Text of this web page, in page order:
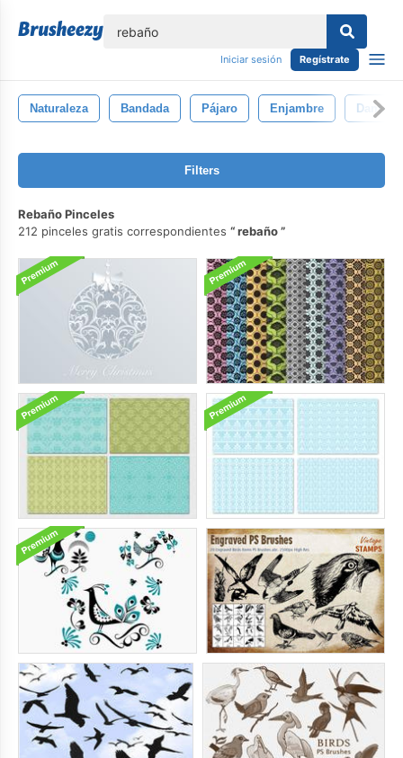
Iniciar sesión Regístrate
Naturaleza Bandada Pájaro Enjambre
Filters
Rebaño Pinceles
212 pinceles gratis correspondientes
rebaño